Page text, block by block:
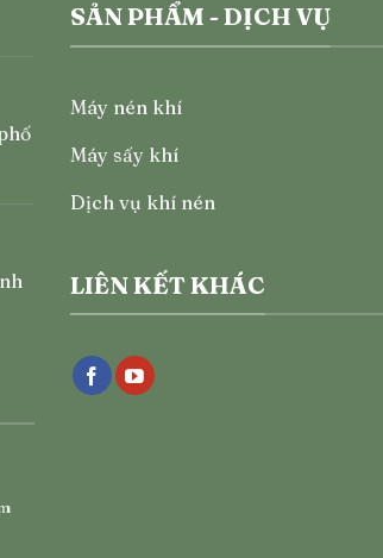
SẢN PHẨM - DỊCH VỤ
Máy nén khí
Máy sấy khí
Dịch vụ khí nén
LIÊN KẾT KHÁC